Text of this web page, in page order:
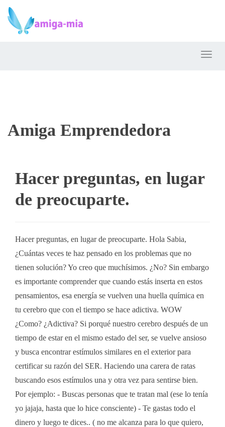
Amiga Emprendedora
Hacer preguntas, en lugar
de preocuparte.
Hacer preguntas, en lugar de preocuparte. Hola Sabia,
¿Cuántas veces te haz pensado en los problemas que no
tienen solución? Yo creo que muchísimos. ¿No? Sin embargo
es importante comprender que cuando estás inserta en estos
pensamientos, esa energía se vuelven una huella química en
tu cerebro que con el tiempo se hace adictiva. WOW
¿Como? ¿Adictiva? Si porqué nuestro cerebro después de un
tiempo de estar en el mismo estado del ser, se vuelve ansioso
y busca encontrar estímulos similares en el exterior para
certificar su razón del SER. Haciendo una carera de ratas
buscando esos estímulos una y otra vez para sentirse bien.
Por ejemplo: - Buscas personas que te tratan mal (ese lo tenía
yo jajaja, hasta que lo hice consciente) - Te gastas todo el
dinero y luego te dices.. ( no me alcanza para lo que quiero,